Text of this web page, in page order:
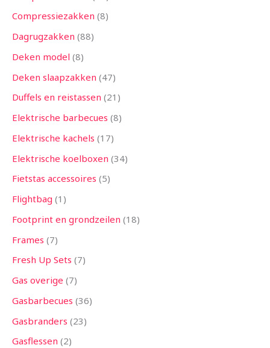
Compressiezakken 8
Dagrugzakken 88
Deken model 8
Deken slaapzakken 47
Duffels en reistassen 21
Elektrische barbecues 8
Elektrische kachels 17
Elektrische koelboxen 34
Fietstas accessoires 5
Flightbag 1
Footprint en grondzeilen 18
Frames 7
Fresh Up Sets 7
Gas overige 7
Gasbarbecues 36
Gasbranders 23
Gasflessen 2